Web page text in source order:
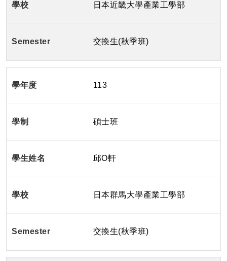
日本近畿大學產業工學部
交換生(秋季班)
113
碩士班
邱O軒
日本群馬大學產業工學部
交換生(秋季班)